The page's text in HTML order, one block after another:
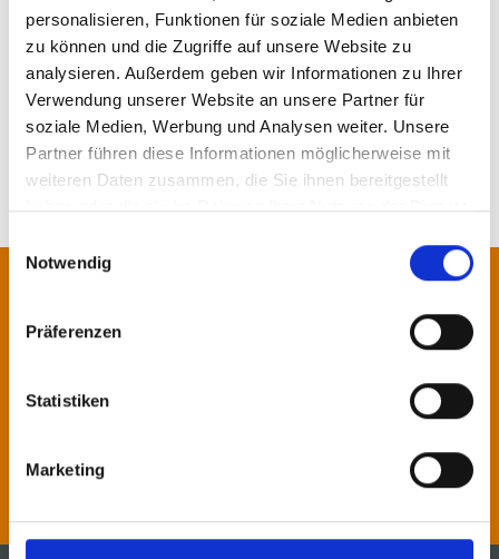
personalisieren, Funktionen für soziale Medien anbieten
zu können und die Zugriffe auf unsere Website zu
analysieren. Außerdem geben wir Informationen zu Ihrer
Verwendung unserer Website an unsere Partner für
soziale Medien, Werbung und Analysen weiter. Unsere
Partner führen diese Informationen möglicherweise mit
weiteren Daten zusammen, die Sie ihnen bereitgestellt
haben oder die sie im Rahmen Ihrer Nutzung der Dienste
Notwendig
Präferenzen
Statistiken
Marketing
MORE NEWS
Our specialists will be pleased to